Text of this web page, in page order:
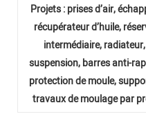
Projets : prises d’air,
récupérateur d’huile,
intermédiaire,
suspension, barres anti-
protection de moule,
travaux de moulage par